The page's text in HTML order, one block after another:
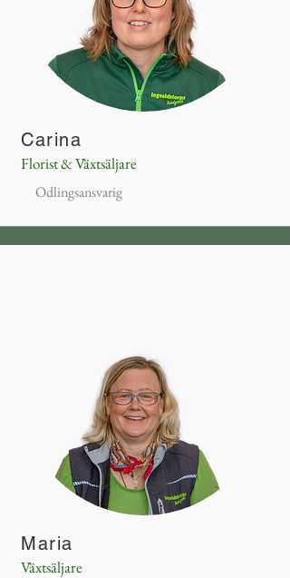
Carina
Florist & Växtsäljare
Odlingsansvarig
Maria
Växtsäljare